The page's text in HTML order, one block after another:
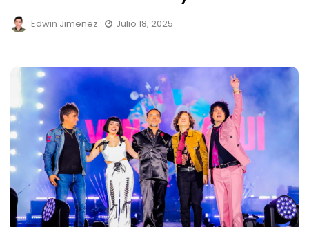
Edwin Jimenez Julio 18, 2025